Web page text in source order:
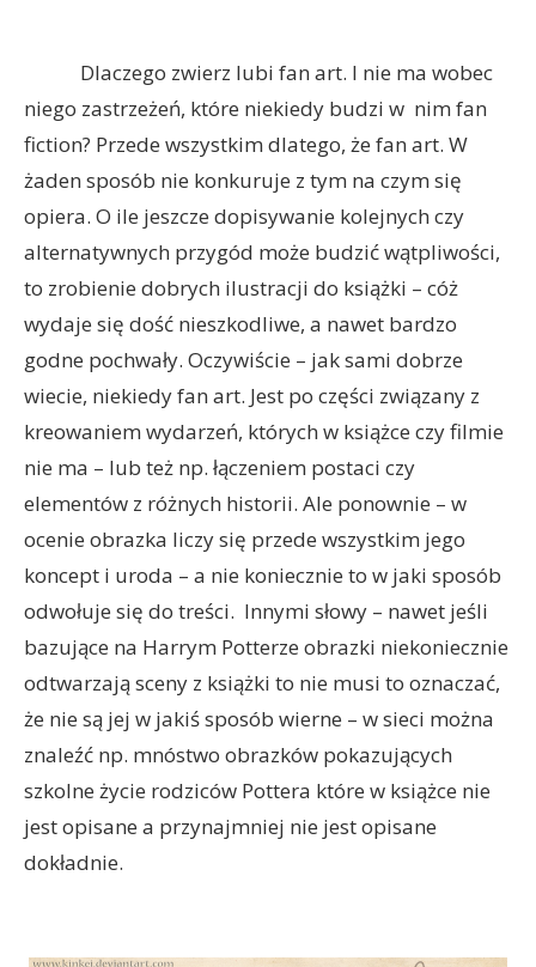
Dlaczego zwierz lubi fan art. I nie ma wobec
niego zastrzeżeń, które niekiedy budzi w nim fan
fiction? Przede wszystkim dlatego, że fan art. W
żaden sposób nie konkuruje z tym na czym się
opiera. O ile jeszcze dopisywanie kolejnych czy
alternatywnych przygód może budzić wątpliwości,
to zrobienie dobrych ilustracji do książki – cóż
wydaje się dość nieszkodliwe, a nawet bardzo
godne pochwały. Oczywiście – jak sami dobrze
wiecie, niekiedy fan art. Jest po części związany z
kreowaniem wydarzeń, których w książce czy filmie
nie ma – lub też np. łączeniem postaci czy
elementów z różnych historii. Ale ponownie – w
ocenie obrazka liczy się przede wszystkim jego
koncept i uroda – a nie koniecznie to w jaki sposób
odwołuje się do treści. Innymi słowy – nawet jeśli
bazujące na Harrym Potterze obrazki niekoniecznie
odtwarzają sceny z książki to nie musi to oznaczać,
że nie są jej w jakiś sposób wierne – w sieci można
znaleźć np. mnóstwo obrazków pokazujących
szkolne życie rodziców Pottera które w książce nie
jest opisane a przynajmniej nie jest opisane
dokładnie.